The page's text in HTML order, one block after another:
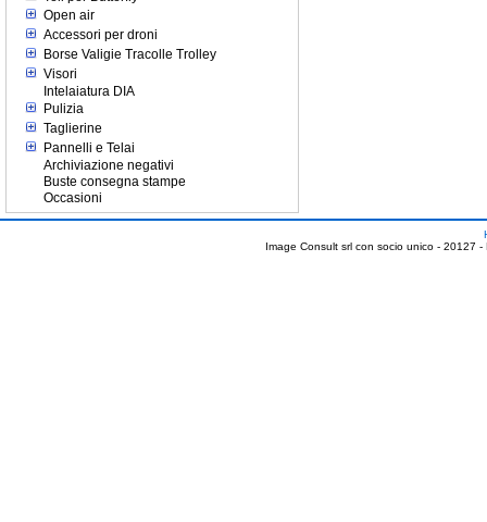
Open air
Accessori per droni
Borse Valigie Tracolle Trolley
Visori
Intelaiatura DIA
Pulizia
Taglierine
Pannelli e Telai
Archiviazione negativi
Buste consegna stampe
Occasioni
Image Consult srl con socio unico - 20127